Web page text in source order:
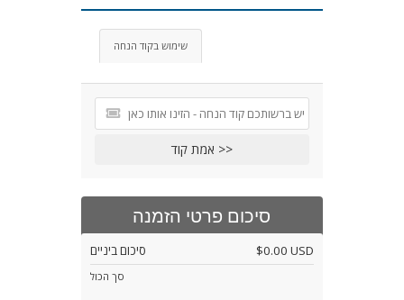
שימוש בקוד הנחה
אמת קוד >>
סיכום פרטי הזמנה
סיכום ביניים $0.00 USD
סך הכול